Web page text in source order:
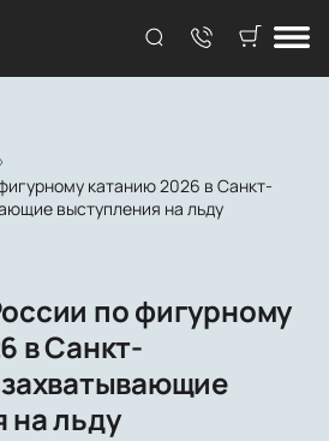
катанию 2026 в Санкт-
выступления на льду
по фигурному
в Санкт-
на льду